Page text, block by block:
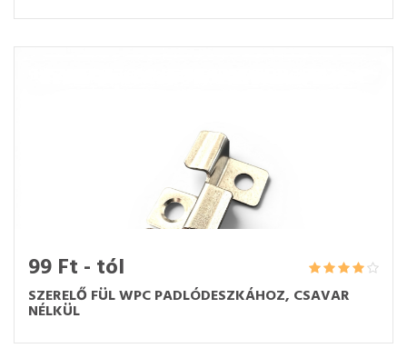
99 Ft - tól
SZERELŐ FÜL WPC PADLÓDESZKÁHOZ, CSAVAR
NÉLKÜL